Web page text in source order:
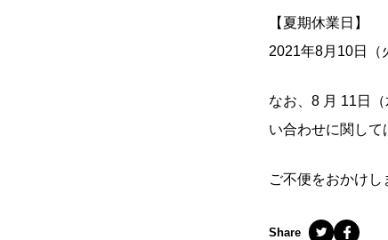
【夏期休業日】
2021年8月10日（
なお、8 月 11日
い合わせに関して
ご不便をおかけし
Share